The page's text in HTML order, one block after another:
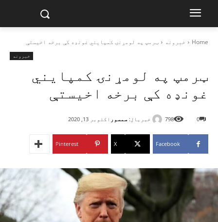
Home خبرونه ټرمپ په لومړنۍ کمپایني غونډه کې برخه اخیستې
خبرونه
ټرمپ په لومړنۍ کمپایني
غونډه کې برخه اخیستې
خبریال: سمسور اکتوبر 13, 2020 0
798
Facebook
X
Pinterest